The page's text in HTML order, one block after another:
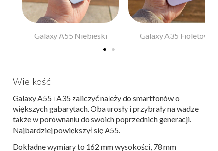
Galaxy A55 Niebieski Galaxy A35 Fioletowy
Wielkość
Galaxy A55 i A35 zaliczyć należy do smartfonów o
większych gabarytach. Oba urosły i przybrały na wadze
także w porównaniu do swoich poprzednich generacji.
Najbardziej powiększył się A55.
Dokładne wymiary to 162 mm wysokości, 78 mm